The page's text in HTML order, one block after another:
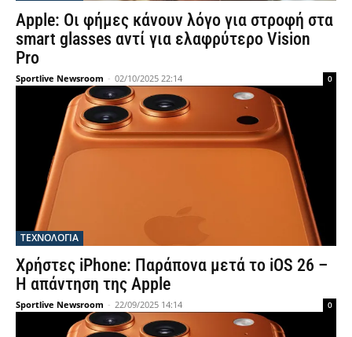
Apple: Οι φήμες κάνουν λόγο για στροφή στα
smart glasses αντί για ελαφρύτερο Vision
Pro
Sportlive Newsroom - 02/10/2025 22:14 0
ΤΕΧΝΟΛΟΓΙΑ
Χρήστες iPhone: Παράπονα μετά το iOS 26 –
Η απάντηση της Apple
Sportlive Newsroom - 22/09/2025 14:14 0